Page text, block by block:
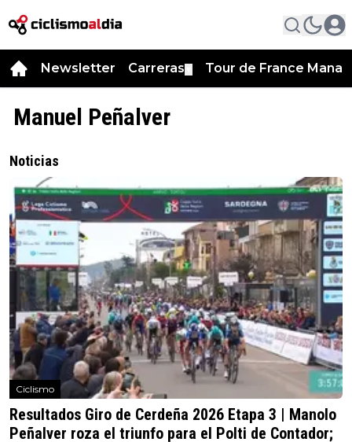
Newsletter Carreras Tour de France
Manuel Peñalver
Noticias
Ciclismo
Resultados Giro de Cerdeña 2026 Etapa 3 | Manolo
Peñalver roza el triunfo para el Polti de Contador;